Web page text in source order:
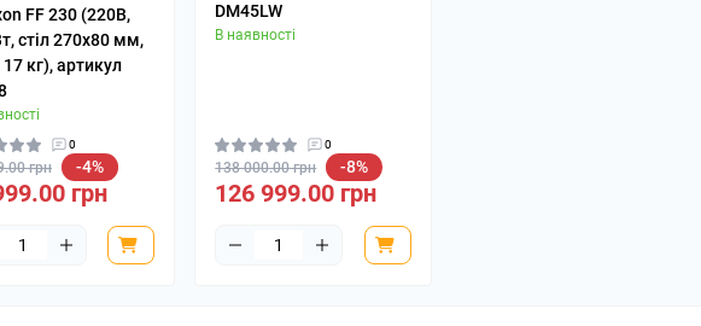
FF 230 (220В,
стіл 270х80 мм,
кг), артикул
0
грн -4%
грн
DM45LW
В наявності
0
138 000.00 грн -8%
126 999.00 грн